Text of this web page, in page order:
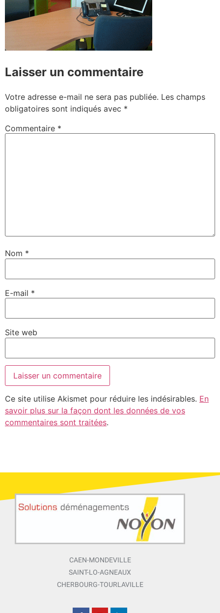
Laisser un commentaire
Votre adresse e-mail ne sera pas publiée. Les champs
obligatoires sont indiqués avec *
Commentaire *
Nom *
E-mail *
Site web
Ce site utilise Akismet pour réduire les indésirables. En
savoir plus sur la façon dont les données de vos
commentaires sont traitées.
CAEN-MONDEVILLE
SAINT-LO-AGNEAUX
CHERBOURG-TOURLAVILLE